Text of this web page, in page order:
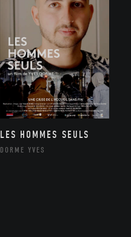
LES HOMMES SEULS
DORME YVES